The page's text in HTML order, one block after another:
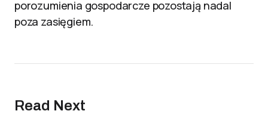
porozumienia gospodarcze pozostają nadal
poza zasięgiem.
Read Next